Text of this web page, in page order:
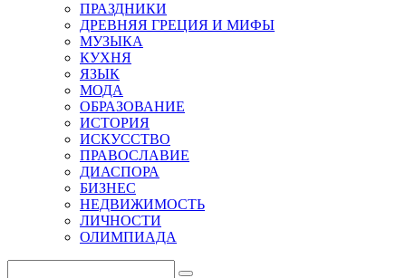
ПРАЗДНИКИ
ДРЕВНЯЯ ГРЕЦИЯ И МИФЫ
МУЗЫКА
КУХНЯ
ЯЗЫК
МОДА
ОБРАЗОВАНИЕ
ИСТОРИЯ
ИСКУССТВО
ПРАВОСЛАВИЕ
ДИАСПОРА
БИЗНЕС
НЕДВИЖИМОСТЬ
ЛИЧНОСТИ
ОЛИМПИАДА